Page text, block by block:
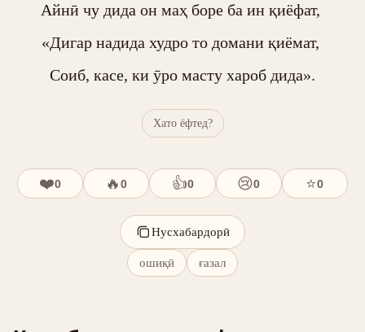
Айнӣ чу дида он маҳ боре ба ин қиёфат,
«Дигар надида худро то домани қиёмат,
Соиб, касе, ки ӯро масту хароб дида».
Хато ёфтед?
❤️0 🔥0 👍0 😢0 ⭐0
Нусхабардорӣ
ошиқӣ ғазал